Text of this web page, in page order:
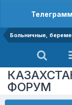
Больничные,
ФОРУМ